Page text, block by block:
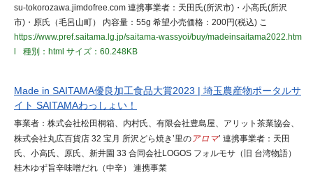
su-tokorozawa.jimdofree.com 連携事業者：天田氏(所沢市)・小高氏(所沢
市)・原氏（毛呂山町） 内容量：55g 希望小売価格：200円(税込) こ
https://www.pref.saitama.lg.jp/saitama-wassyoi/buy/madeinsaitama2022.htm
種別：html サイズ：60.248KB
Made in SAITAMA優良加工食品大賞2023 | 埼玉農産物ポータルサ
イト SAITAMAわっしょい！
事業者：株式会社松田桐箱、内村氏、有限会社豊島屋、アリット茶業協会、
株式会社丸広百貨店 32 宝月 所沢どら焼き’里の アロマ’ 連携事業者：天田
氏、小高氏、原氏、新井園 33 合同会社LOGOS フォルモサ（旧 台湾物語）
桂木ゆず旨辛味噌だれ（中辛） 連携事業